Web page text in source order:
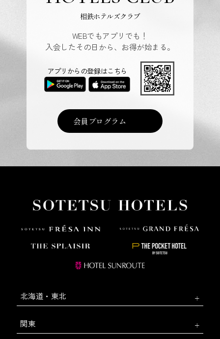
相鉄ホテルズクラブ
WEBでもアプリでも！
入会したその日から、お得が始まる。
会員プログラム
アプリからの登録はこちら
北海道・東北
関東